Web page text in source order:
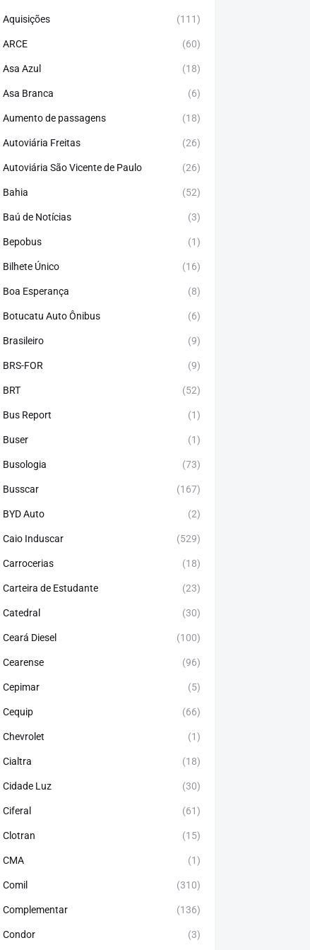
Aquisições (111)
ARCE (60)
Asa Azul (18)
Asa Branca (6)
Aumento de passagens (18)
Autoviária Freitas (26)
Autoviária São Vicente de Paulo (26)
Bahia (52)
Baú de Notícias (3)
Bepobus (1)
Bilhete Único (16)
Boa Esperança (8)
Botucatu Auto Ônibus (6)
Brasileiro (9)
BRS-FOR (9)
BRT (52)
Bus Report (1)
Buser (1)
Busologia (73)
Busscar (167)
BYD Auto (2)
Caio Induscar (529)
Carrocerias (18)
Carteira de Estudante (23)
Catedral (30)
Ceará Diesel (100)
Cearense (96)
Cepimar (5)
Cequip (66)
Chevrolet (1)
Cialtra (18)
Cidade Luz (30)
Ciferal (61)
Clotran (15)
CMA (1)
Comil (310)
Complementar (136)
Condor (3)